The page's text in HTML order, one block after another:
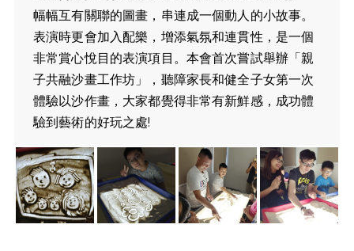
幅幅互有關聯的圖畫，串連成一個動人的小故事。
表演時更會加入配樂，增添氣氛和連貫性，是一個
非常賞心悅目的表演項目。本會首次嘗試舉辦「親
子共融沙畫工作坊」，聽障家長和健全子女第一次
體驗以沙作畫，大家都覺得非常有新鮮感，成功體
驗到藝術的好玩之處!